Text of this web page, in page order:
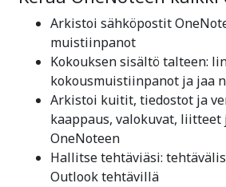
Arkistoi sähköpostit
muistiinpanot
Kokouksen sisältö talteen:
kokousmuistiinpanot ja jaa
Arkistoi kuitit, tiedostot ja
kaappaus, valokuvat, liitteet
OneNoteen
Hallitse tehtäviäsi:
Outlook tehtävillä